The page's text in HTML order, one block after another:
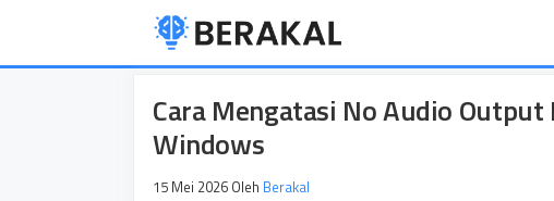
isi
Cara Mengatasi No Audio
Windows
15 Mei 2026 Oleh Berakal